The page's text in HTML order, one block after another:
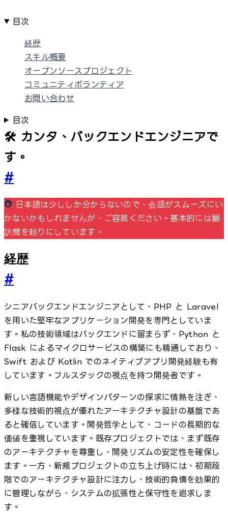
目次
経歴
スキル概要
オープンソースプロジェクト
コミュニティボランティア
お問い合わせ
目次
🛠️ カンタ、バックエンドエンジニアで
す。
#
日本語は少ししか分からないので、会話がスムーズにい
かないかもしれませんが、ご容赦ください。基本的には翻
訳機を頼りにしています。
経歴
#
シニアバックエンドエンジニアとして、PHP と Laravel
を用いた堅牢なアプリケーション開発を専門としていま
す。私の技術領域はバックエンドに留まらず、Python と
Flask によるマイクロサービスの構築にも精通しており、
Swift および Kotlin でのネイティブアプリ開発経験も有
しています。フルスタックの視点を持つ開発者です。
新しい言語機能やデザインパターンの探求に情熱を注ぎ、
多様な技術的視点が優れたアーキテクチャ設計の基盤であ
ると確信しています。開発哲学として、コードの長期的な
価値を重視しています。既存プロジェクトでは、まず既存
のアーキテクチャを尊重し、開発リズムの安定性を確保し
ます。一方、新規プロジェクトの立ち上げ時には、初期段
階でのアーキテクチャ設計に注力し、技術的負債を効果的
に管理しながら、システムの拡張性と保守性を追求しま
す。